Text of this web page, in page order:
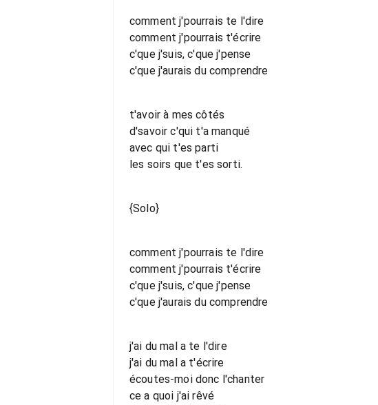
comment j'pourrais te l'dire
comment j'pourrais t'écrire
c'que j'suis, c'que j'pense
c'que j'aurais du comprendre
t'avoir à mes côtés
d'savoir c'qui t'a manqué
avec qui t'es parti
les soirs que t'es sorti.
{Solo}
comment j'pourrais te l'dire
comment j'pourrais t'écrire
c'que j'suis, c'que j'pense
c'que j'aurais du comprendre
j'ai du mal a te l'dire
j'ai du mal a t'écrire
écoutes-moi donc l'chanter
ce a quoi j'ai rêvé